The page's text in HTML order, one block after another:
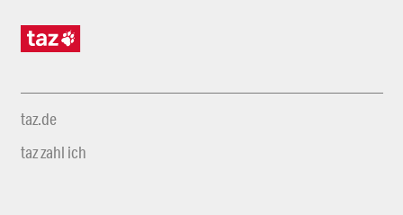
taz.de
taz zahl ich